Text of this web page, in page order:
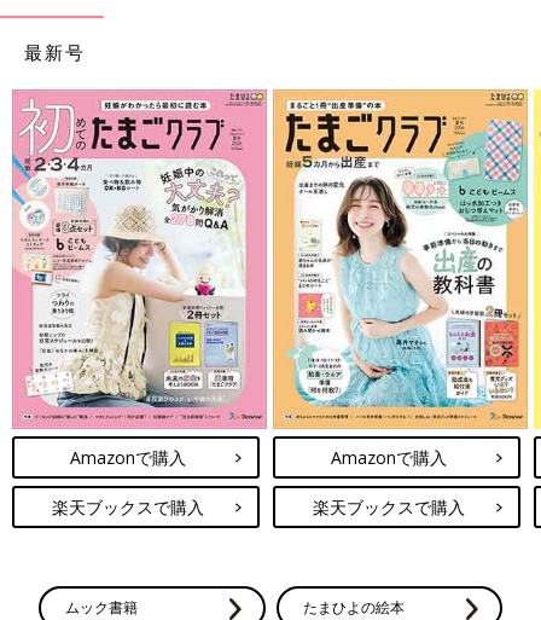
最新号
Amazonで購入
楽天ブックスで購入
Amazonで購入
楽天ブックスで購入
ムック書籍 たまひよの絵本